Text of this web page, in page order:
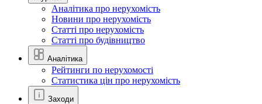
Аналітика про нерухомість
Новини про нерухомість
Статті про нерухомість
Статті про будівництво
Аналітика
Рейтинги по нерухомості
Статистика цін про нерухомість
Заходи